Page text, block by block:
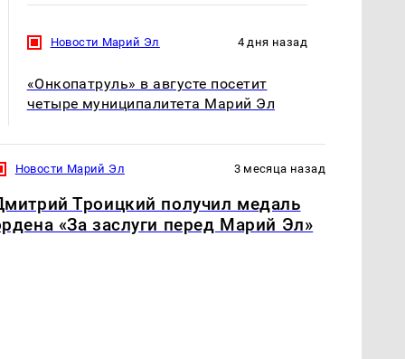
Новости Марий Эл 4 дня назад
«Онкопатруль» в августе посетит
четыре муниципалитета Марий Эл
Новости Марий Эл 3 месяца назад
Троицкий получил медаль
«За заслуги перед Марий Эл»